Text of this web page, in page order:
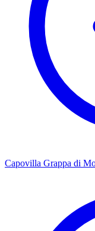
Capovilla Grappa di